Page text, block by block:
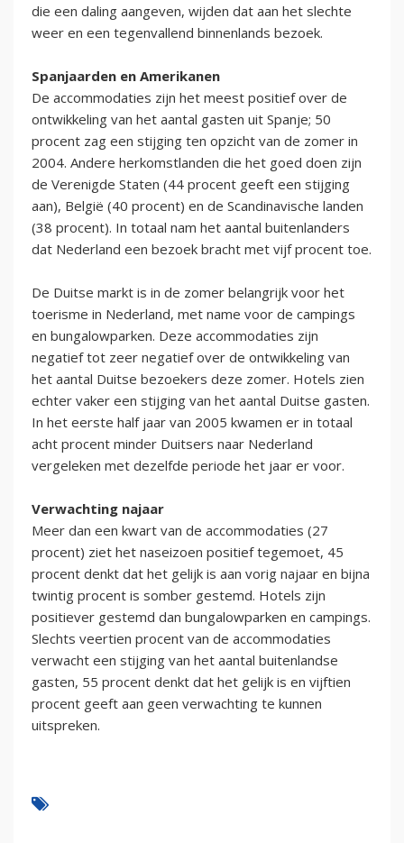
die een daling aangeven, wijden dat aan het slechte
weer en een tegenvallend binnenlands bezoek.
Spanjaarden en Amerikanen
De accommodaties zijn het meest positief over de
ontwikkeling van het aantal gasten uit Spanje; 50
procent zag een stijging ten opzicht van de zomer in
2004. Andere herkomstlanden die het goed doen zijn
de Verenigde Staten (44 procent geeft een stijging
aan), België (40 procent) en de Scandinavische landen
(38 procent). In totaal nam het aantal buitenlanders
dat Nederland een bezoek bracht met vijf procent toe.
De Duitse markt is in de zomer belangrijk voor het
toerisme in Nederland, met name voor de campings
en bungalowparken. Deze accommodaties zijn
negatief tot zeer negatief over de ontwikkeling van
het aantal Duitse bezoekers deze zomer. Hotels zien
echter vaker een stijging van het aantal Duitse gasten.
In het eerste half jaar van 2005 kwamen er in totaal
acht procent minder Duitsers naar Nederland
vergeleken met dezelfde periode het jaar er voor.
Verwachting najaar
Meer dan een kwart van de accommodaties (27
procent) ziet het naseizoen positief tegemoet, 45
procent denkt dat het gelijk is aan vorig najaar en bijna
twintig procent is somber gestemd. Hotels zijn
positiever gestemd dan bungalowparken en campings.
Slechts veertien procent van de accommodaties
verwacht een stijging van het aantal buitenlandse
gasten, 55 procent denkt dat het gelijk is en vijftien
procent geeft aan geen verwachting te kunnen
uitspreken.